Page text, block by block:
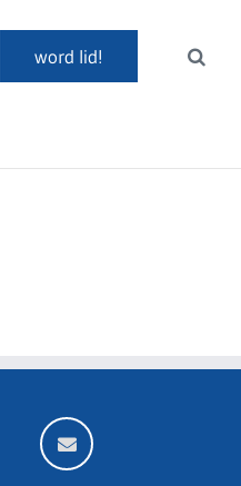
word lid!